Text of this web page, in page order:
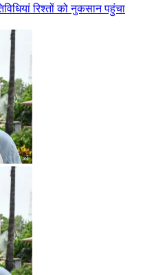
रिश्तों को नुकसान पहुंचा